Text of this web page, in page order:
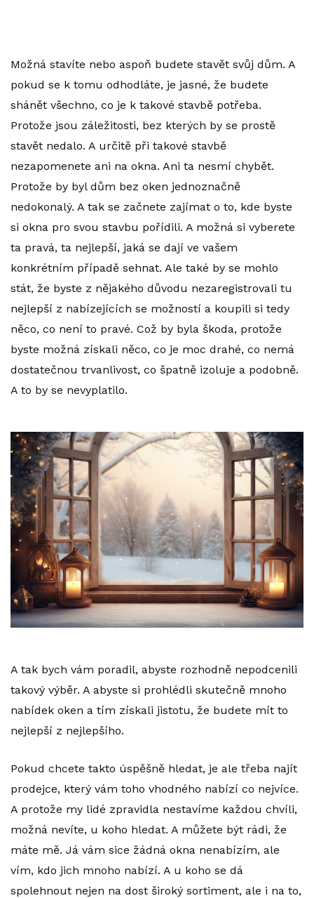
Možná stavíte nebo aspoň budete stavět svůj dům. A
pokud se k tomu odhodláte, je jasné, že budete
shánět všechno, co je k takové stavbě potřeba.
Protože jsou záležitosti, bez kterých by se prostě
stavět nedalo. A určitě při takové stavbě
nezapomenete ani na okna. Ani ta nesmí chybět.
Protože by byl dům bez oken jednoznačně
nedokonalý. A tak se začnete zajímat o to, kde byste
si okna pro svou stavbu pořídili. A možná si vyberete
ta pravá, ta nejlepší, jaká se dají ve vašem
konkrétním případě sehnat. Ale také by se mohlo
stát, že byste z nějakého důvodu nezaregistrovali tu
nejlepší z nabízejících se možností a koupili si tedy
něco, co není to pravé. Což by byla škoda, protože
byste možná získali něco, co je moc drahé, co nemá
dostatečnou trvanlivost, co špatně izoluje a podobně.
A to by se nevyplatilo.
A tak bych vám poradil, abyste rozhodně nepodcenili
takový výběr. A abyste si prohlédli skutečně mnoho
nabídek oken a tím získali jistotu, že budete mít to
nejlepší z nejlepšího.
Pokud chcete takto úspěšně hledat, je ale třeba najít
prodejce, který vám toho vhodného nabízí co nejvíce.
A protože my lidé zpravidla nestavíme každou chvíli,
možná nevíte, u koho hledat. A můžete být rádi, že
máte mě. Já vám sice žádná okna nenabízím, ale
vím, kdo jich mnoho nabízí. A u koho se dá
spolehnout nejen na dost široký sortiment, ale i na to,